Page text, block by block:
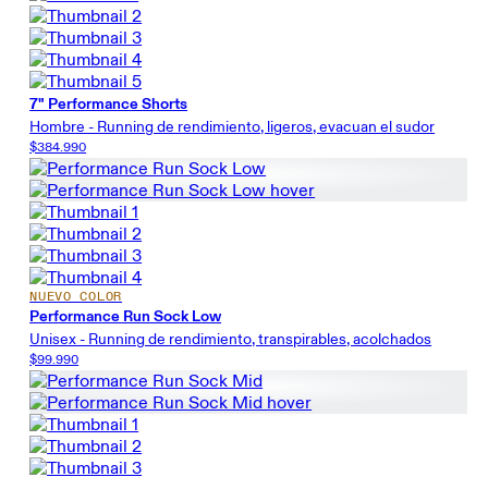
7" Performance Shorts
Hombre - Running de rendimiento, ligeros, evacuan el sudor
$384.990
NUEVO COLOR
Performance Run Sock Low
Unisex - Running de rendimiento, transpirables, acolchados
$99.990